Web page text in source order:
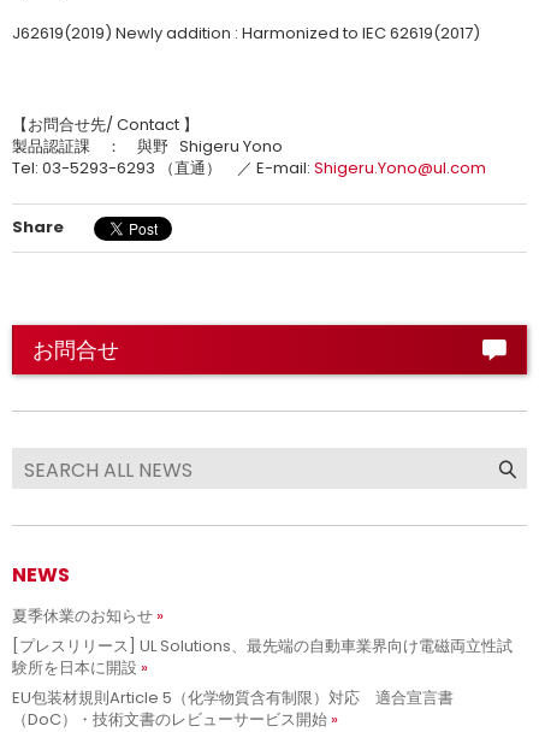
J62619(2019) Newly addition : Harmonized to IEC 62619(2017)
【お問合せ先/ Contact 】
製品認証課 ： 與野 Shigeru Yono
Tel: 03-5293-6293 （直通） ／ E-mail: Shigeru.Yono@ul.com
Share
お問合せ
NEWS
夏季休業のお知らせ
[プレスリリース] UL Solutions、最先端の自動車業界向け電磁両立性試
験所を日本に開設
EU包装材規則Article 5（化学物質含有制限）対応 適合宣言書
（DoC）・技術文書のレビューサービス開始